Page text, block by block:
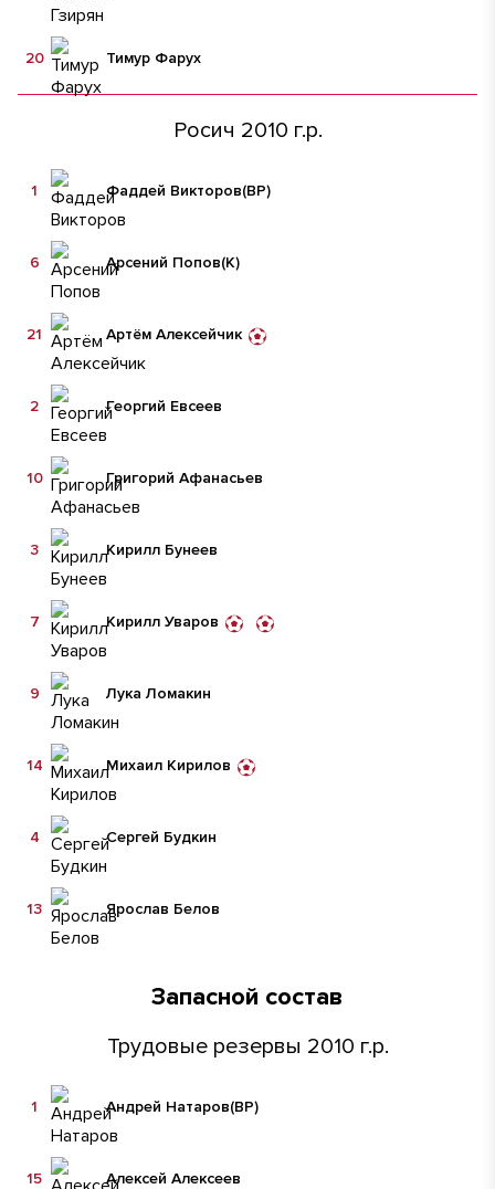
Тимур Фарух
20
Росич 2010 г.р.
Фаддей Викторов(ВР)
1
Арсений Попов(К)
6
Артём Алексейчик
21
Георгий Евсеев
2
Григорий Афанасьев
10
Кирилл Бунеев
3
Кирилл Уваров
7
Лука Ломакин
9
Михаил Кирилов
14
Сергей Будкин
4
Ярослав Белов
13
Запасной состав
Трудовые резервы 2010 г.р.
Андрей Натаров(ВР)
1
Алексей Алексеев
15